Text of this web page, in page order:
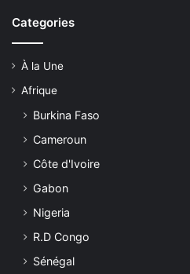
Categories
À la Une
Afrique
Burkina Faso
Cameroun
Côte d'Ivoire
Gabon
Nigeria
R.D Congo
Sénégal